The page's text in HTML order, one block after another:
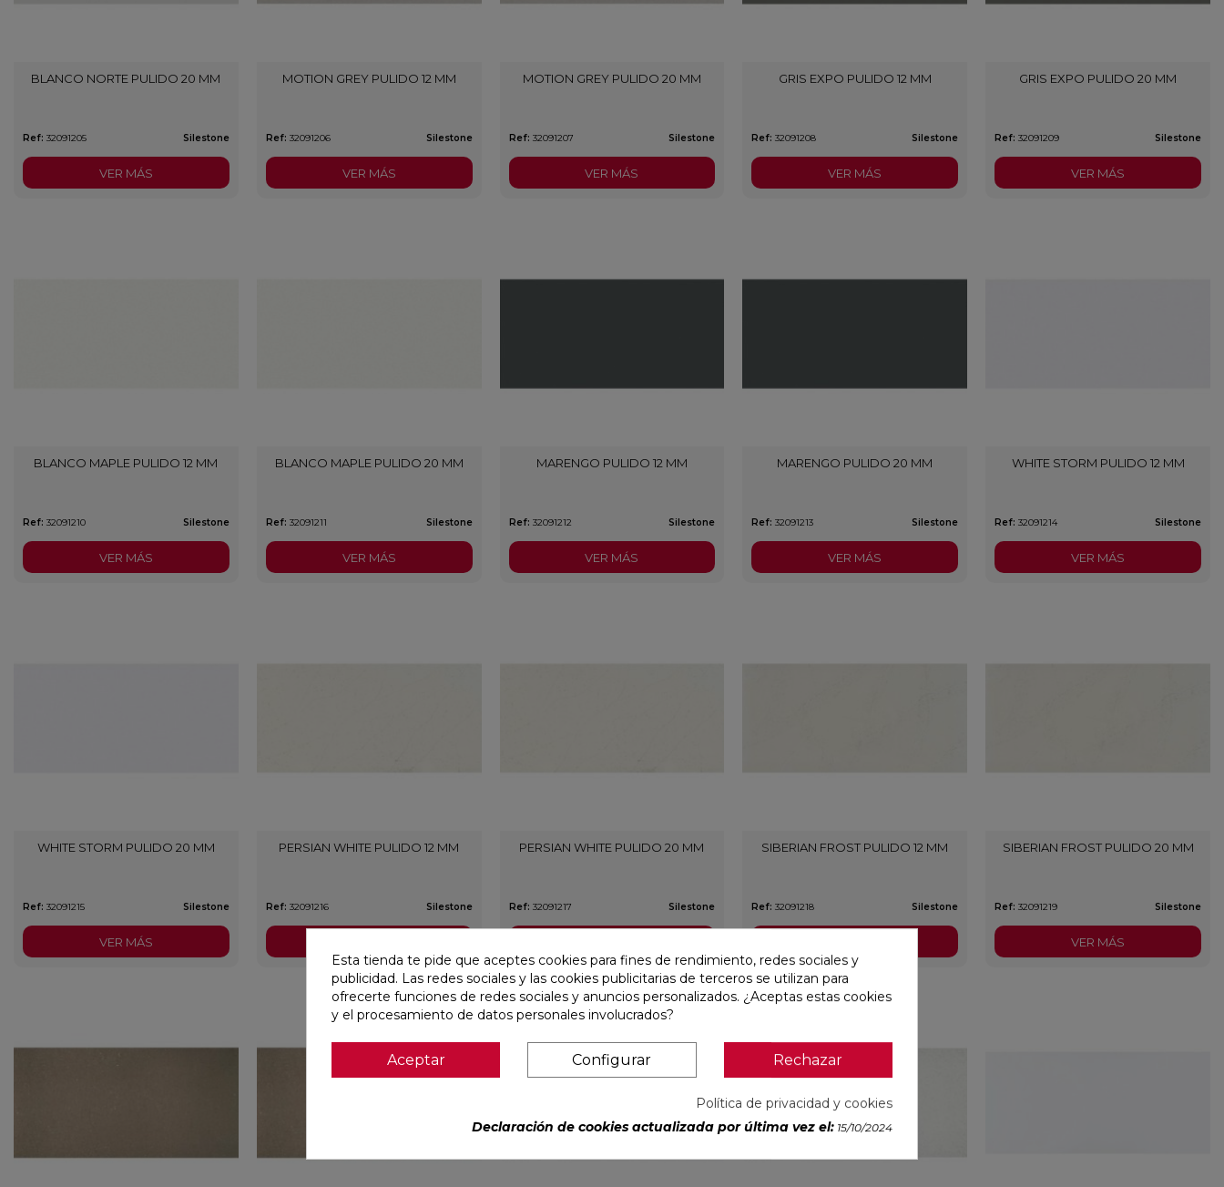
BLANCO NORTE PULIDO 20 MM
Ref: 32091205 Silestone
VER MÁS
MOTION GREY PULIDO 12 MM
Ref: 32091206 Silestone
VER MÁS
MOTION GREY PULIDO 20 MM
Ref: 32091207 Silestone
VER MÁS
GRIS EXPO PULIDO 12 MM
Ref: 32091208 Silestone
VER MÁS
GRIS EXPO PULIDO 20 MM
Ref: 32091209 Silestone
VER MÁS
BLANCO MAPLE PULIDO 12 MM
Ref: 32091210 Silestone
VER MÁS
BLANCO MAPLE PULIDO 20 MM
Ref: 32091211 Silestone
VER MÁS
MARENGO PULIDO 12 MM
Ref: 32091212 Silestone
VER MÁS
MARENGO PULIDO 20 MM
Ref: 32091213 Silestone
VER MÁS
WHITE STORM PULIDO 12 MM
Ref: 32091214 Silestone
VER MÁS
WHITE STORM PULIDO 20 MM
Ref: 32091215 Silestone
VER MÁS
PERSIAN WHITE PULIDO 12 MM
Ref: 32091216 Silestone
PERSIAN WHITE PULIDO 20 MM
Ref: 32091217 Silestone
SIBERIAN FROST PULIDO 12 MM
Ref: 32091218 Silestone
SIBERIAN FROST PULIDO 20 MM
Ref: 32091219 Silestone
VER MÁS
Esta tienda te pide que aceptes cookies para fines de rendimiento, redes sociales y
publicidad. Las redes sociales y las cookies publicitarias de terceros se utilizan para
ofrecerte funciones de redes sociales y anuncios personalizados. ¿Aceptas estas cookies
y el procesamiento de datos personales involucrados?
Aceptar Configurar Rechazar
Política de privacidad y cookies
Declaración de cookies actualizada por última vez el: 15/10/2024